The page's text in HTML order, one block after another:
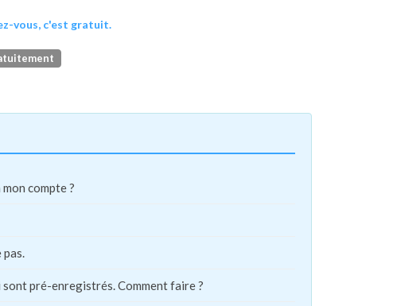
vous, c'est gratuit.
compte ?
pas.
sont pré-enregistrés. Comment faire ?